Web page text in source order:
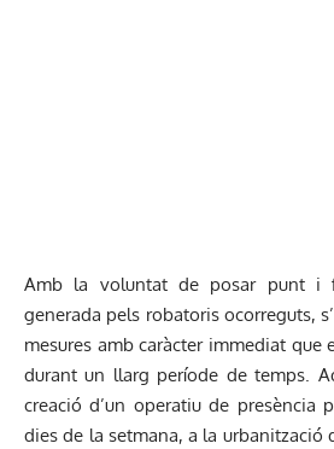
Amb la voluntat de posar punt i
generada pels robatoris ocorreguts,
mesures amb caràcter immediat que
durant un llarg període de temps.
creació d’un operatiu de presència
dies de la setmana, a la urbanització